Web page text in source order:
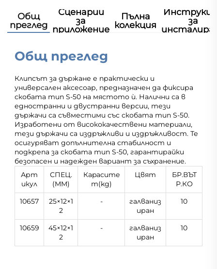
Общ
преглед
Сценарии
за
приложение
Пълна
колекция
за
Общ преглед
Клипсът за държане е практически и
универсален аксесоар, предназначен да фиксира
скобата тип S-50 на мястото ѝ. Налични са в
едностранни и двустранни версии, тези
държачи са съвместими със скобата тип S-50.
Изработени от висококачествени материали,
тези държачи са издръжливи и издръжливост. Те
осигуряват допълнителна стабилност и
подкрепа за скобата тип S-50, гарантирайки
безопасен и надежден вариант за съхранение.
Арт
икул
СПЕЦ.
(MM)
Кapacитe
т(kg)
Цвят
БР.ВЪТ
Р.КО
10657
25×12×1
2
-
галваниз
иран
10
10659
45×12×1
2
-
галваниз
иран
10